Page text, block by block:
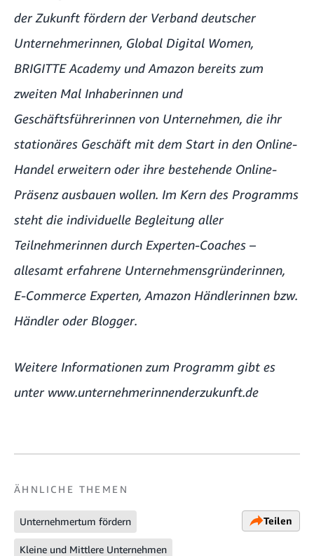
der Zukunft fördern der Verband deutscher
Unternehmerinnen, Global Digital Women,
BRIGITTE Academy und Amazon bereits zum
zweiten Mal Inhaberinnen und
Geschäftsführerinnen von Unternehmen, die ihr
stationäres Geschäft mit dem Start in den Online-
Handel erweitern oder ihre bestehende Online-
Präsenz ausbauen wollen. Im Kern des Programms
steht die individuelle Begleitung aller
Teilnehmerinnen durch Experten-Coaches –
allesamt erfahrene Unternehmensgründerinnen,
E-Commerce Experten, Amazon Händlerinnen bzw.
Händler oder Blogger.
Weitere Informationen zum Programm gibt es
unter www.unternehmerinnenderzukunft.de
ÄHNLICHE THEMEN
Unternehmertum fördern
Kleine und Mittlere Unternehmen
Teilen